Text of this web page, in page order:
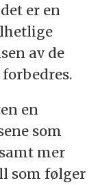
er en
av de
en
som
mer
som følger